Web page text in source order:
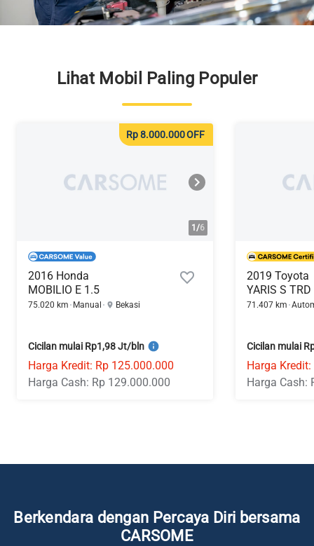
Lihat Mobil Paling Populer
Rp 8.000.000OFF
1/6
2016 Honda
MOBILIO E 1.5
75.020 km Manual Bekasi
Cicilan mulai Rp1,98 Jt/bln
Harga Kredit: Rp 125.000.000
Harga Cash: Rp 129.000.000
2019 Toyota
YARIS S
71.407 km
Cicilan mulai
Harga
Harga Cash:
Berkendara dengan Percaya Diri bersama
CARSOME